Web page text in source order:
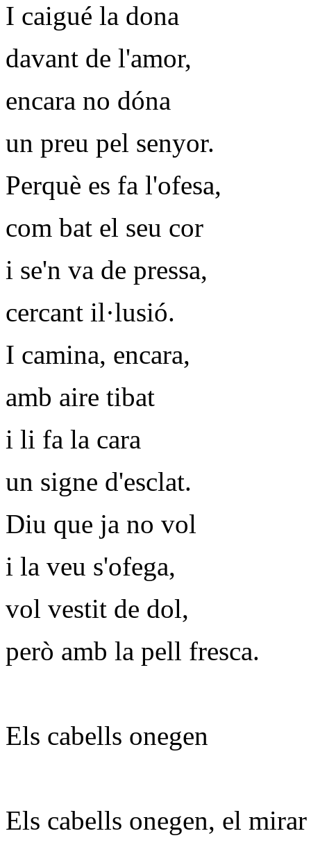
I caigué la dona
davant de l'amor,
encara no dóna
un preu pel senyor.
Perquè es fa l'ofesa,
com bat el seu cor
i se'n va de pressa,
cercant il·lusió.
I camina, encara,
amb aire tibat
i li fa la cara
un signe d'esclat.
Diu que ja no vol
i la veu s'ofega,
vol vestit de dol,
però amb la pell fresca.
Els cabells onegen
Els cabells onegen, el